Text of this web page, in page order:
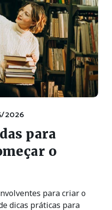
2026
para
o
para criar o
dicas práticas para